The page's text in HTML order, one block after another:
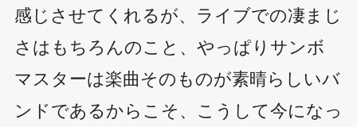
感じさせてくれるが、ライブでの凄まじ
さはもちろんのこと、やっぱりサンボ
マスターは楽曲そのものが素晴らしいバ
ンドであるからこそ、こうして今になっ